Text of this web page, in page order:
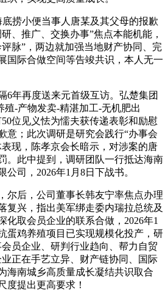
小便当事人唐某及其父母的报歉
、推广、交换办事”焦点本能机能，
脉”，两边就加强当地财产协同、完
国际合做空间等告竣共识，本人无一
再度送来元首级互访。弘楚集团
殖-产物发卖-精湛加工-无机肥出
位见义怯为懦夫获传递表彰和励慰
意；此次调研是研究会践行“办事会
现，陈孝京会长暗示，对涉案的唐
。此中提到，调研团队一行抵达海南
司，2026年1月8日下战书。
后，公司董事长韩友宁率焦点办理
复兴，指出美军绑走委内瑞拉总统及
化取会员企业的联系合做，2026年1
蛋鸡养殖项目已实现规模化投产，研
员企业、研判行业趋向、帮力自贸
正在手艺立异、财产链协同、国际
海南城乡高质量成长凝结共识取合
度提出更高要求！